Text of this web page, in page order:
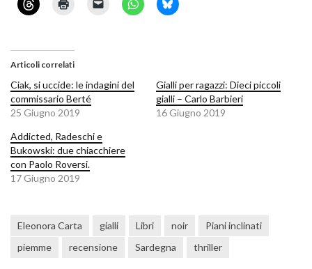
Articoli correlati
Ciak, si uccide: le indagini del
commissario Berté
25 Giugno 2019
Gialli per ragazzi: Dieci piccoli
gialli – Carlo Barbieri
16 Giugno 2019
Addicted, Radeschi e
Bukowski: due chiacchiere
con Paolo Roversi.
17 Giugno 2019
Eleonora Carta gialli Libri noir
Piani inclinati
piemme
recensione Sardegna thriller